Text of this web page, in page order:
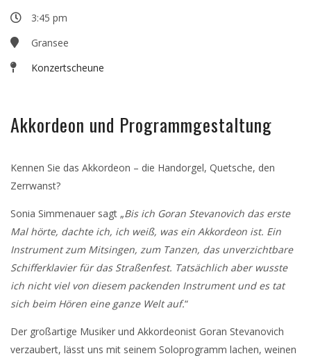
3:45 pm
Gransee
Konzertscheune
Akkordeon und Programmgestaltung
Kennen Sie das Akkordeon – die Handorgel, Quetsche, den
Zerrwanst?
Sonia Simmenauer sagt „Bis ich Goran Stevanovich das erste
Mal hörte, dachte ich, ich weiß, was ein Akkordeon ist. Ein
Instrument zum Mitsingen, zum Tanzen, das unverzichtbare
Schifferklavier für das Straßenfest. Tatsächlich aber wusste
ich nicht viel von diesem packenden Instrument und es tat
sich beim Hören eine ganze Welt auf.“
Der großartige Musiker und Akkordeonist Goran Stevanovich
verzaubert, lässt uns mit seinem Soloprogramm lachen, weinen